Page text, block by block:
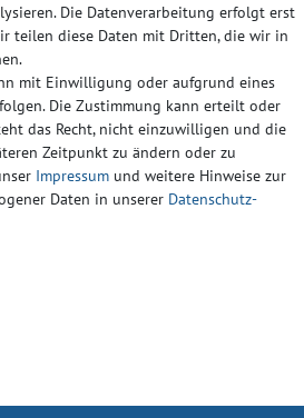
Die Datenverarbeitung erfolgt erst
teilen diese Daten mit Dritten, die wir in
mit Einwilligung oder aufgrund eines
Die Zustimmung kann erteilt oder
das Recht, nicht einzuwilligen und die
Zeitpunkt zu ändern oder zu
Impressum und weitere Hinweise zur
Daten in unserer Daten­schutz­
2025 | Alle Rechte vorbehalten.
Widerrufs­formular Impressum
AGB Kontakt